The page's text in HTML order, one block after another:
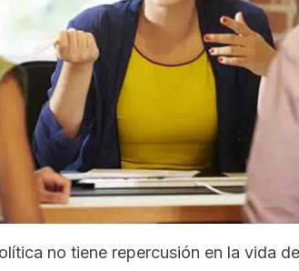
no tiene repercusión en la vida